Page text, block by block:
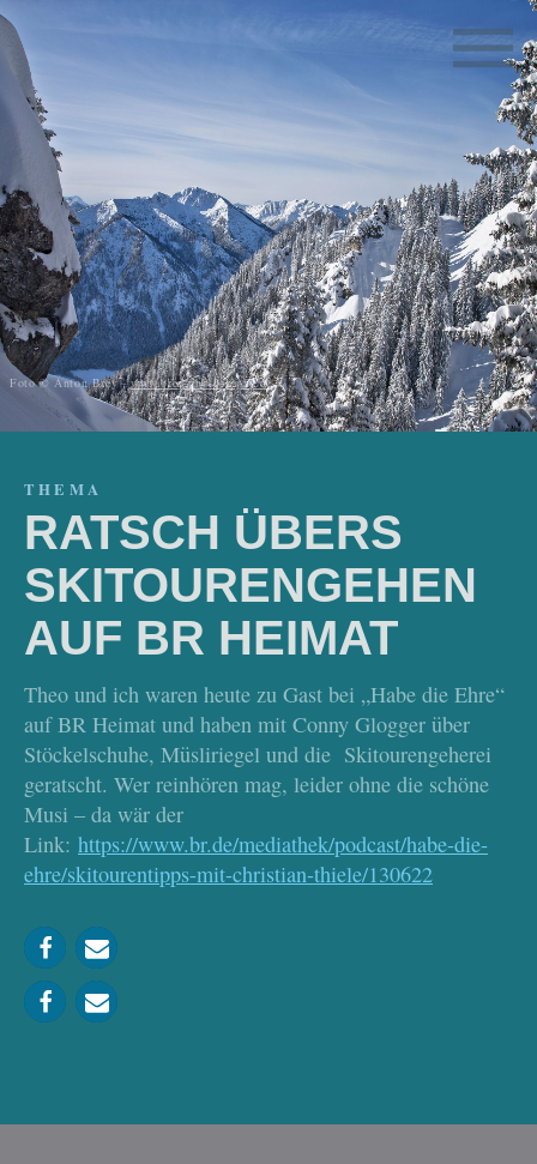
Foto © Anton Brey -www.brey-photography.de
THEMA
RATSCH ÜBERS
SKITOURENGEHEN
AUF BR HEIMAT
Theo und ich waren heute zu Gast bei „Habe die Ehre“
auf BR Heimat und haben mit Conny Glogger über
Stöckelschuhe, Müsliriegel und die Skitourengeherei
geratscht. Wer reinhören mag, leider ohne die schöne
Musi – da wär der
Link: https://www.br.de/mediathek/podcast/habe-die-
ehre/skitourentipps-mit-christian-thiele/130622